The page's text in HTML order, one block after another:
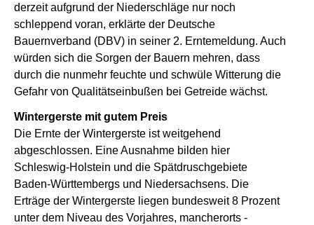
derzeit aufgrund der Niederschläge nur noch
schleppend voran, erklärte der Deutsche
Bauernverband (DBV) in seiner 2. Erntemeldung. Auch
würden sich die Sorgen der Bauern mehren, dass
durch die nunmehr feuchte und schwüle Witterung die
Gefahr von Qualitätseinbußen bei Getreide wächst.
Wintergerste mit gutem Preis
Die Ernte der Wintergerste ist weitgehend
abgeschlossen. Eine Ausnahme bilden hier
Schleswig-Holstein und die Spätdruschgebiete
Baden-Württembergs und Niedersachsens. Die
Erträge der Wintergerste liegen bundesweit 8 Prozent
unter dem Niveau des Vorjahres, mancherorts -